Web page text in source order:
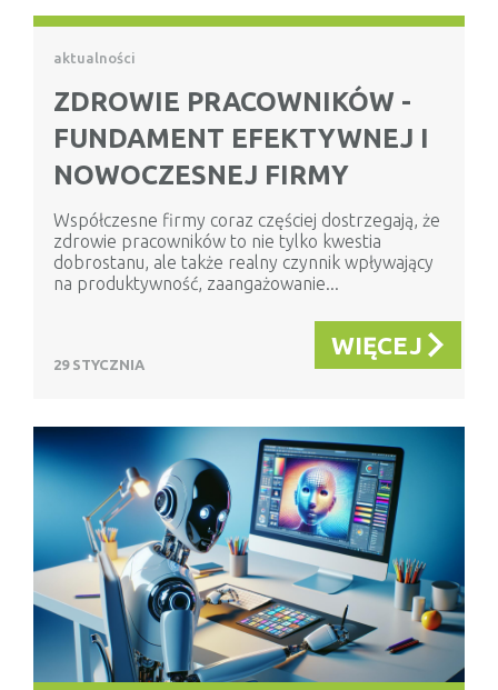
aktualności
ZDROWIE PRACOWNIKÓW -
FUNDAMENT EFEKTYWNEJ I
NOWOCZESNEJ FIRMY
Współczesne firmy coraz częściej dostrzegają, że
zdrowie pracowników to nie tylko kwestia
dobrostanu, ale także realny czynnik wpływający
na produktywność, zaangażowanie...
29 STYCZNIA
WIĘCEJ